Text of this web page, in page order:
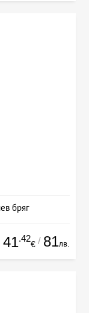
бряг
41.42
€ / 81лв.